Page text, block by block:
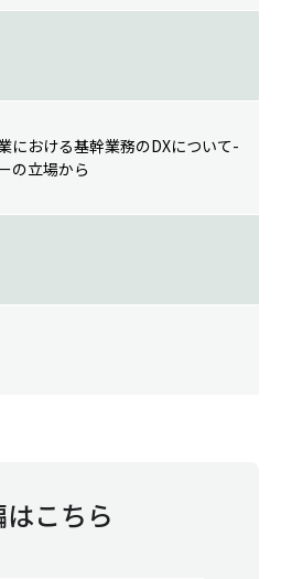
における基幹業務のDXについて-
の立場から
こちら